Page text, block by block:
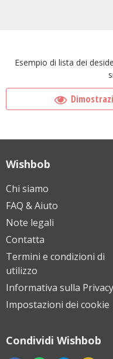
Esempio di lista dei
Wishbob
Chi siamo
FAQ & Aiuto
Note legali
Contatta
Termini e condizioni di
utilizzo
Informativa sulla Privacy
Impostazioni dei cookie
Condividi Wishbob